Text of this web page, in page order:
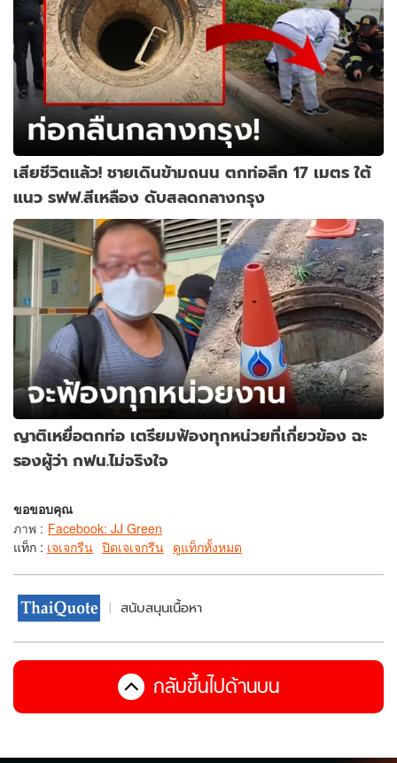
เสียชีวิตแล้ว! ชายเดินข้ามถนน ตกท่อลึก 17 เมตร ใต้
แนว รฟฟ.สีเหลือง ดับสลดกลางกรุง
ญาติเหยื่อตกท่อ เตรียมฟ้องทุกหน่วยที่เกี่ยวข้อง ฉะ
รองผู้ว่า กฟน.ไม่จริงใจ
ขอขอบคุณ
ภาพ : Facebook: JJ Green
แท็ก : เจเจกรีน ปิดเจเจกรีน ดูแท็กทั้งหมด
สนับสนุนเนื้อหา
กลับขึ้นไปด้านบน